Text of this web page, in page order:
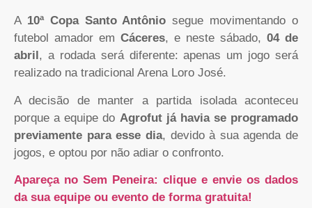
A 10ª Copa Santo Antônio segue movimentando o
futebol amador em Cáceres, e neste sábado, 04 de
abril, a rodada será diferente: apenas um jogo será
realizado na tradicional Arena Loro José.
A decisão de manter a partida isolada aconteceu
porque a equipe do Agrofut já havia se programado
previamente para esse dia, devido à sua agenda de
jogos, e optou por não adiar o confronto.
Apareça no Sem Peneira: clique e envie os dados
da sua equipe ou evento de forma gratuita!